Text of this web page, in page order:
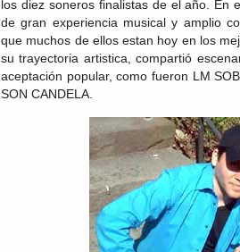
los diez soneros finalistas de el año. En
de gran experiencia musical y amplio
que muchos de ellos estan hoy en los
su trayectoria artistica, compartió
aceptación popular, como fueron LM
SON CANDELA.